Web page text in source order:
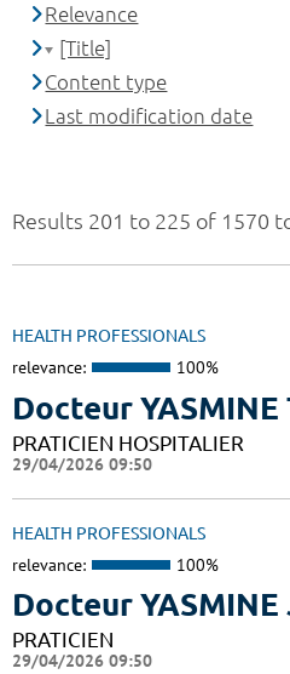
Results 201 to 225 of 1570
HEALTH PROFESSIONALS
relevance: 100%
Docteur YASMINE
PRATICIEN HOSPITALIER
29/04/2026 09:50
HEALTH PROFESSIONALS
relevance: 100%
Docteur YASMINE
PRATICIEN
29/04/2026 09:50
Relevance
[Title]
Content type
Last modification date